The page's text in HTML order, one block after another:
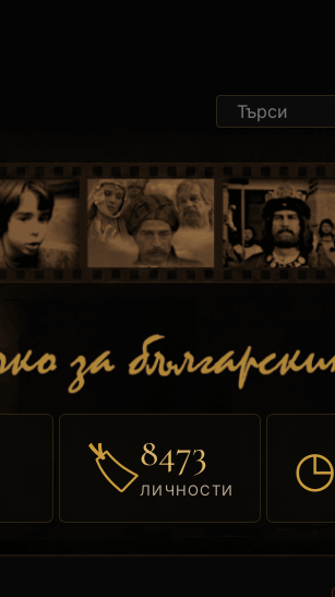
🏷8473
ЛИЧНОСТИ ◷